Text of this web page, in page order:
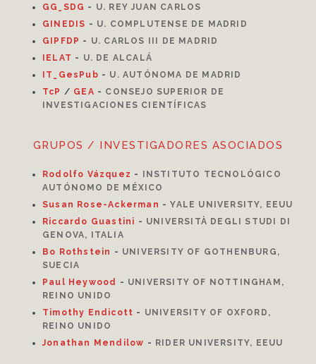
GG_SDG - U. REY JUAN CARLOS
GINEDIS - U. COMPLUTENSE DE MADRID
GIPFDP - U. CARLOS III DE MADRID
ELAT - U. DE ALCALÁ
IT_GesPub - U. AUTÓNOMA DE MADRID
TcP / GEA - CONSEJO SUPERIOR DE
INVESTIGACIONES CIENTÍFICAS
GRUPOS / INVESTIGADORES ASOCIADOS
Rodolfo Vázquez -
INSTITUTO TECNOLÓGICO
AUTÓNOMO DE MÉXICO
Susan Rose-Ackerman -YALE UNIVERSITY, EEUU
Riccardo Guastini - UNIVERSITÀ DEGLI STUDI DI
GENOVA, ITALIA
Bo Rothstein - UNIVERSITY OF GOTHENBURG,
SUECIA
Paul Heywood - UNIVERSITY OF NOTTINGHAM,
REINO UNIDO
Timothy Endicott - UNIVERSITY OF OXFORD,
REINO UNIDO
Jonathan Mendilow - RIDER UNIVERSITY, EEUU